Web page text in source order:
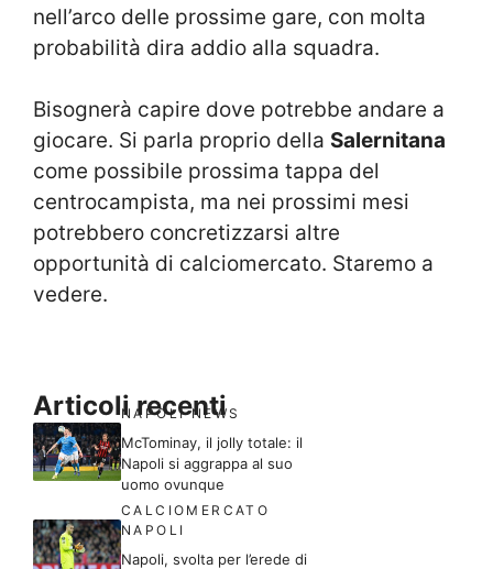
nell’arco delle prossime gare, con molta
probabilità dira addio alla squadra.
Bisognerà capire dove potrebbe andare a
giocare. Si parla proprio della Salernitana
come possibile prossima tappa del
centrocampista, ma nei prossimi mesi
potrebbero concretizzarsi altre
opportunità di calciomercato. Staremo a
vedere.
Articoli recenti
NAPOLI NEWS
McTominay, il jolly totale: il
Napoli si aggrappa al suo
uomo ovunque
CALCIOMERCATO
NAPOLI
Napoli, svolta per l’erede di